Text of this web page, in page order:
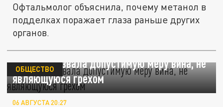
Офтальмолог объяснила, почему метанол в
подделках поражает глаза раньше других
органов.
Церковь назвала допустимую меру вина, не
являющуюся грехом
ОБЩЕСТВО
06 АВГУСТА 20:27